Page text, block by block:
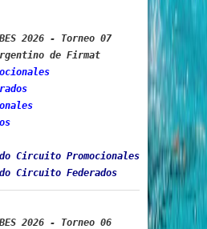
2026 - Torneo 07
de Firmat
Circuito Promocionales
Circuito Federados
2026 - Torneo 06